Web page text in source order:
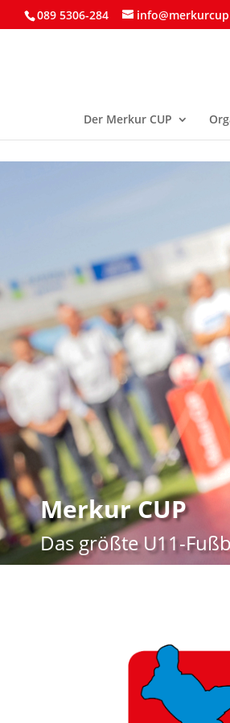
089 5306-284
Der Merkur CUP
Merkur CUP
Das größte U11-